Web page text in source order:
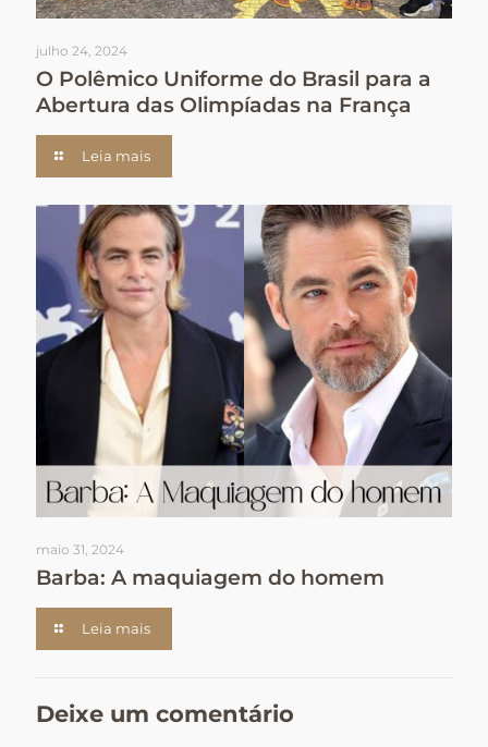
julho 24, 2024
O Polêmico Uniforme do Brasil para a
Abertura das Olimpíadas na França
Leia mais
maio 31, 2024
Barba: A maquiagem do homem
Leia mais
Deixe um comentário